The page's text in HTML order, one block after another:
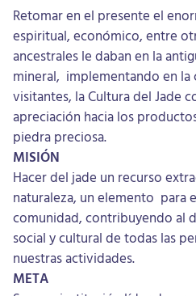
Retomar en el presente el
espiritual, económico, entre
ancestrales le daban en la
mineral, implementando en la
visitantes, la Cultura del Jade
apreciación hacia los
piedra preciosa.
MISIÓN
Hacer del jade un recurso
naturaleza, un elemento para
comunidad, contribuyendo al
social y cultural de todas las
nuestras actividades.
META